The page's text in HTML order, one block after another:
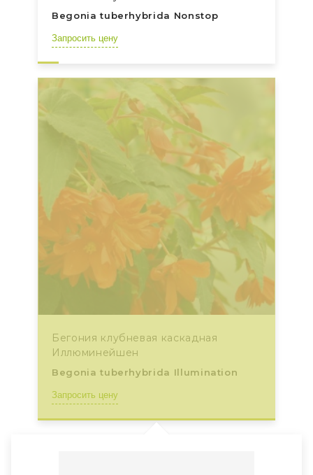
Begonia tuberhybrida Nonstop
Запросить цену
Бегония клубневая каскадная
Иллюминейшен
Begonia tuberhybrida Illumination
Запросить цену